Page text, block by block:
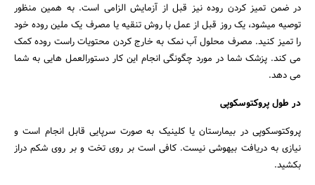
در ضمن تمیز کردن روده نیز قبل از آزمایش الزامی است. به همین منظور
توصیه میشود، یک روز قبل از عمل با روش تنقیه یا مصرف یک ملین روده خود
را تمیز کنید. مصرف محلول آب نمک به خارج کردن محتویات راست روده کمک
می کند. پزشک شما در مورد چگونگی انجام این کار دستورالعمل هایی به شما
می دهد.
در طول پروکتوسکوپی
پروکتوسکوپی در بیمارستان یا کلینیک به صورت سرپایی قابل انجام است و
نیازی به دریافت بیهوشی نیست. کافی است بر روی تخت و بر روی شکم دراز
بکشید.